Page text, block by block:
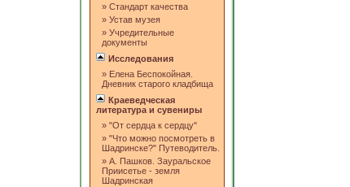
» Стандарт качества
» Устав музея
» Учредительные
документы
Исследования
» Елена Беспокойная.
Дневник старого кладбища
Краеведческая
литература и сувениры
» "От сердца к сердцу"
» "Что можно посмотреть в
Шадринске?" Путеводитель.
» А. Пашков. Зауральское
Приисетье - земля
Шадринская